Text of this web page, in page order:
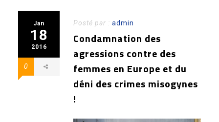
Jan
18
2016
0
Posté par :admin
Condamnation des
agressions contre des
femmes en Europe et du
déni des crimes misogynes
!